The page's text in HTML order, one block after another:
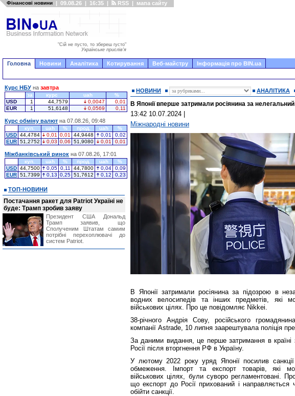
Фінансові новини | 09.08.26 | 16:35 | RSS | мапа сайту
"Сій не пусто, то збереш густо"
Українське прислів'я
Головна Новини Аналітика Котирування Веб-майстру Інформація про BIN.ua
НОВИНИ АНАЛІТИКА
В Японії вперше затримали росіянина за
13:42 10.07.2024
Міжнародні новини
В Японії затримали росіянина за підозрою в
водних велосипедів та інших предметів, які
військових цілях. Про це повідомляє Nikkei.
38-річного Андрія Сову, російського
компанії Astrade, 10 липня заарештувала поліція
За даними видання, це перше затримання в країні
Росії після вторгнення РФ в Україну.
У лютому 2022 року уряд Японії посилив санкції
обмеження. Імпорт та експорт товарів, які
військових цілях, були суворо регламентовані.
що експорт до Росії прихований і направляється
обійти санкції.
Курс НБУ на завтра
за курс uah
%
USD
1 44,7579 0,0047
0,01
EUR
1 51,6148 0,0569 0,11
Курс обміну валют на 07.08.26, 09:48
куп. uah % прод. uah
%
USD 44,4784 0,01 0,01 44,9448 0,01
0,02
EUR 51,2752 0,03 0,06 51,9080 0,01 0,01
Міжбанківський ринок на 07.08.26, 17:01
куп. uah % прод. uah
%
USD 44,7500 0,05 0,11 44,7800 0,04
0,09
EUR 51,7399 0,13 0,25 51,7612 0,12 0,23
ТОП-НОВИНИ
Постачання ракет для Patriot Україні не
буде: Трамп зробив заяву
Президент США Дональд
Трамп заявив, що
Сполученим Штатам самим
потрібні перехоплювачі до
систем Patriot.